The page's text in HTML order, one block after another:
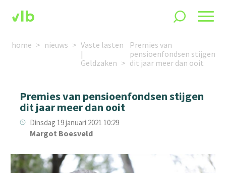
home nieuws
Vaste lasten
|
Geldzaken
Premies van
pensioenfondsen stijgen
dit jaar meer dan ooit
Premies van pensioenfondsen stijgen
dit jaar meer dan ooit
Dinsdag 19 januari 2021 10:29
Margot Boesveld